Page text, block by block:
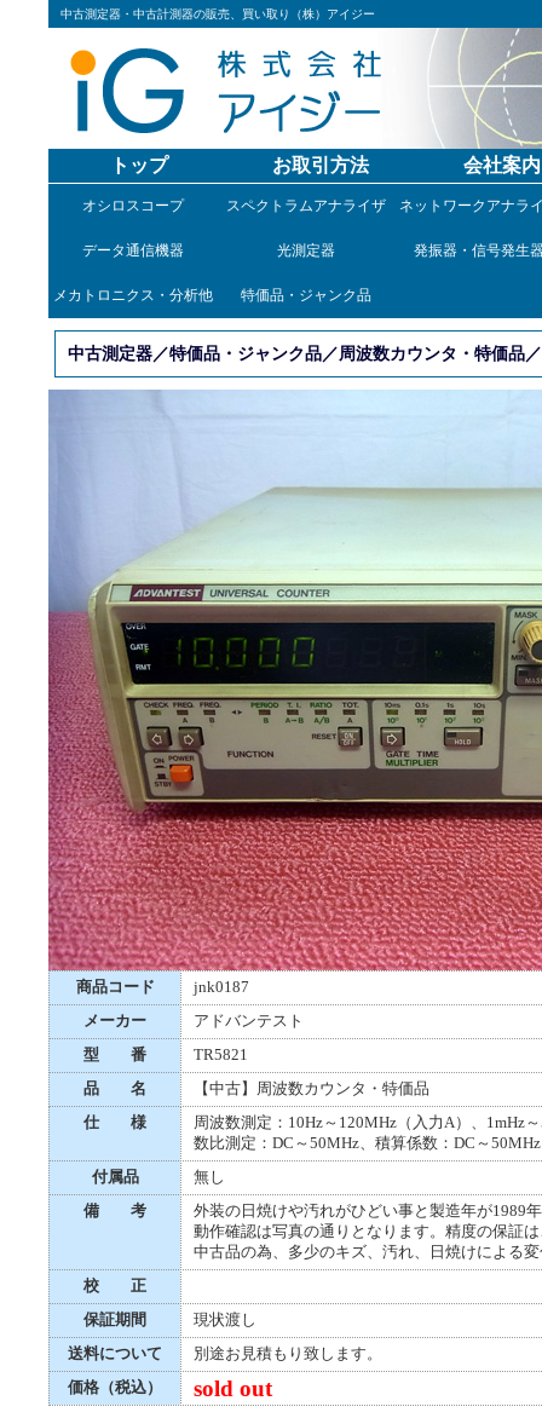
中古測定器・中古計測器の販売、買い取り（株）アイジー
トップ お取引方法 会社案内
オシロスコープ スペクトラムアナライザ ネットワークアナラ
データ通信機器 光測定器 発振器・信号発生
メカトロニクス・分析他 特価品・ジャンク品
中古測定器／特価品・ジャンク品／周波数カウンタ・特価品
商品コード
jnk0187
メーカー
アドバンテスト
型 番
TR5821
品 名
【中古】周波数カウンタ・特価品
仕 様
周波数測定：10Hz～120MHz（入力A）、1mHz
数比測定：DC～50MHz、積算係数：DC～50MHz
付属品
無し
備 考
外装の日焼けや汚れがひどい事と製造年が1989
動作確認は写真の通りとなります。精度の保証
中古品の為、多少のキズ、汚れ、日焼けによる
校 正
保証期間
現状渡し
送料について
別途お見積もり致します。
価格（税込）
sold out